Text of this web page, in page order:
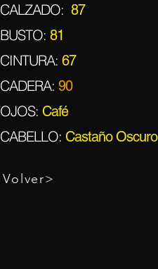
CALZADO: 87
BUSTO: 81
CINTURA: 67
CADERA: 90
OJOS: Café
CABELLO: Castaño Oscuro
Volver>